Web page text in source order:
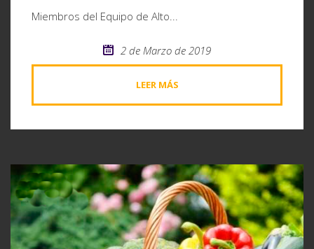
Miembros del Equipo de Alto...
2 de Marzo de 2019
LEER MÁS